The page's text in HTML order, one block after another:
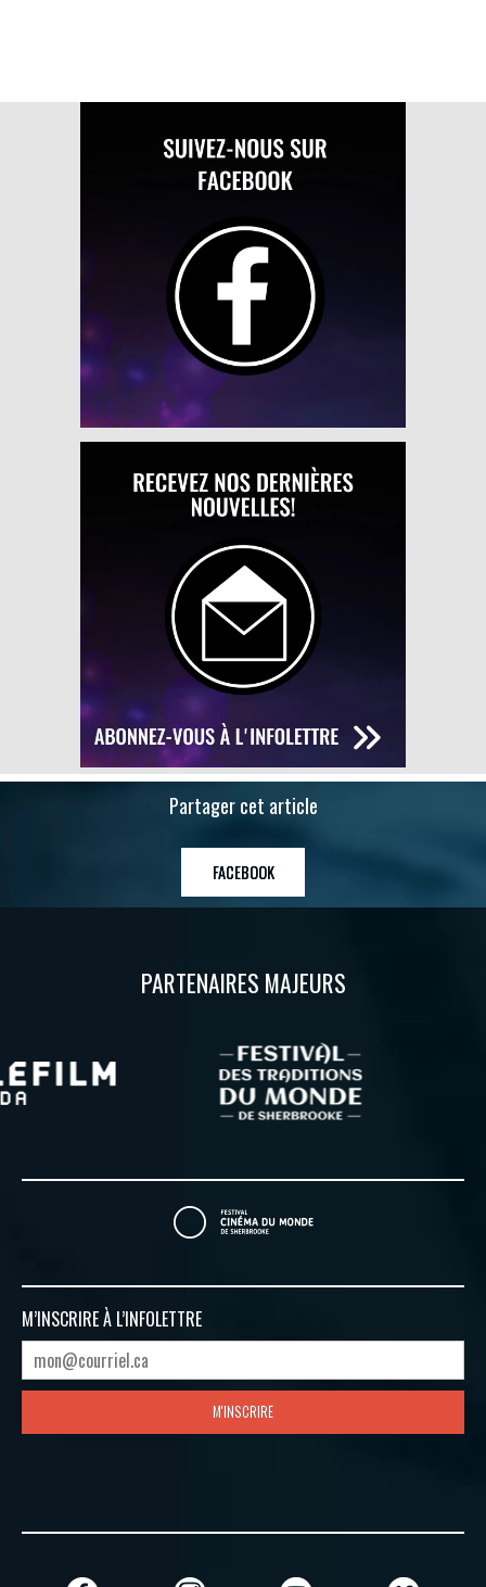
Partager cet article
FACEBOOK
PARTENAIRES MAJEURS
M’INSCRIRE À L’INFOLETTRE
M'INSCRIRE